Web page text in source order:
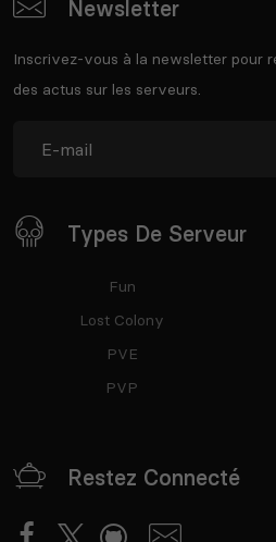
Newsletter
Inscrivez-vous à la newsletter pour
des actus sur les serveurs.
Types De Serveur
Fun
Lost Colony
PVE
PVP
Restez Connecté